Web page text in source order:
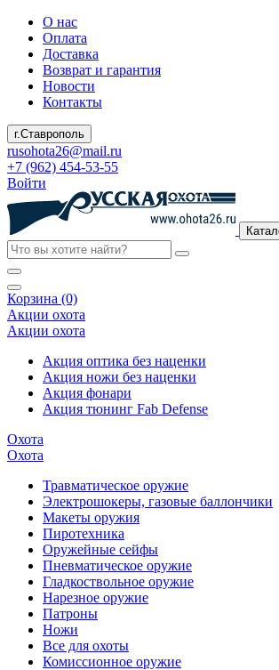
О нас
Оплата
Доставка
Возврат и гарантия
Новости
Контакты
г.Ставрополь
rusohota26@mail.ru
+7 (962) 454-53-55
Войти
Корзина (0)
Акции охота
Акции охота
Акция оптика без наценки
Акция ножи без наценки
Акция фонари
Акция тюнинг Fab Defense
Охота
Охота
Травматическое оружие
Электрошокеры, газовые баллончики
Макеты оружия
Пиротехника
Оружейные сейфы
Пневматическое оружие
Гладкоствольное оружие
Нарезное оружие
Патроны
Ножи
Все для охоты
Комиссионное оружие